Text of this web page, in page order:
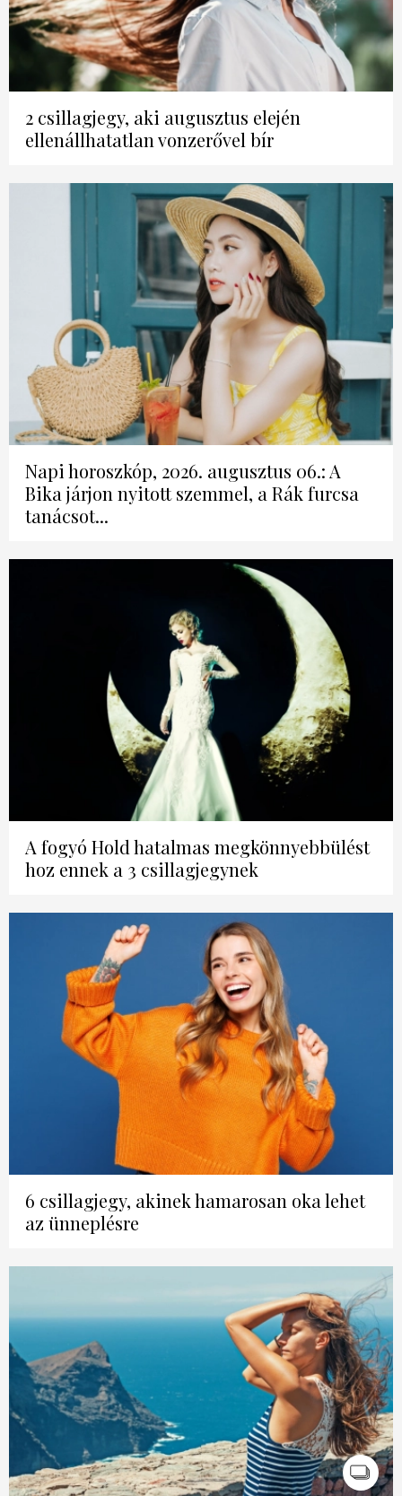
2 csillagjegy, aki augusztus elején
ellenállhatatlan vonzerővel bír
Napi horoszkóp, 2026. augusztus 06.: A
Bika járjon nyitott szemmel, a Rák furcsa
tanácsot...
A fogyó Hold hatalmas megkönnyebbülést
hoz ennek a 3 csillagjegynek
6 csillagjegy, akinek hamarosan oka lehet
az ünneplésre